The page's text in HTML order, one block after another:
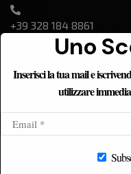
+39 328 184 8861
ETNICHOME
Uno
Inserisci la tua mail e
utilizzare